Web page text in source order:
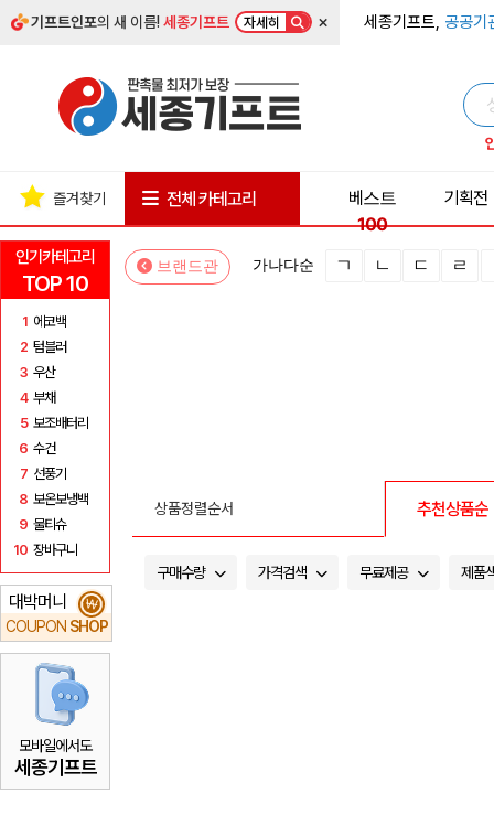
기프트인포의 새 이름!세종기프트 자세히 × 세종기프트, 공공기
인기카테고리
TOP 10
1 에코백
2 텀블러
3 우산
4 부채
5 보조배터리
6 수건
7 선풍기
8 보온보냉백
9 물티슈
10 장바구니
대박머니
COUPON SHOP
₩
모바일에서도
세종기프트
즐겨찾기 전체 카테고리
베스트
100
기획전
브랜드관 가나다순 ㄱ ㄴ ㄷ ㄹ
상품정렬순서 추천상품순
구매수량 가격검색 무료제공 제품